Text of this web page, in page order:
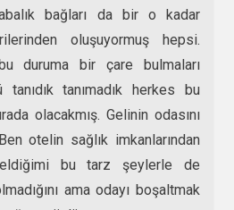
bağları da bir o kadar
oluşuyormuş hepsi.
duruma bir çare bulmaları
tanıdık tanımadık herkes bu
olacakmış. Gelinin odasını
otelin sağlık imkanlarından
bu tarz şeylerle de
ama odayı boşaltmak